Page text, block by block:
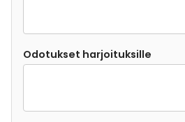
Odotukset harjoituksille